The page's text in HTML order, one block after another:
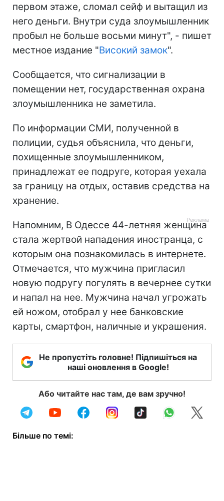
первом этаже, сломал сейф и вытащил из
него деньги. Внутри суда злоумышленник
пробыл не больше восьми минут", - пишет
местное издание "Високий замок".
Сообщается, что сигнализации в
помещении нет, государственная охрана
злоумышленника не заметила.
По информации СМИ, полученной в
полиции, судья объяснила, что деньги,
похищенные злоумышленником,
принадлежат ее подруге, которая уехала
за границу на отдых, оставив средства на
хранение.
Напомним, В Одессе 44-летняя женщина
стала жертвой нападения иностранца, с
которым она познакомилась в интернете.
Отмечается, что мужчина пригласил
новую подругу погулять в вечернее сутки
и напал на нее. Мужчина начал угрожать
ей ножом, отобрал у нее банковские
карты, смартфон, наличные и украшения.
Не пропустіть головне! Підпишіться на
наші оновлення в Google!
Або читайте нас там, де вам зручно!
Більше по темі: